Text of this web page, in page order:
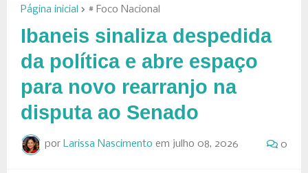
Página inicial # Foco Nacional
Ibaneis sinaliza despedida
da política e abre espaço
para novo rearranjo na
disputa ao Senado
por Larissa Nascimento em julho 08, 2026 0